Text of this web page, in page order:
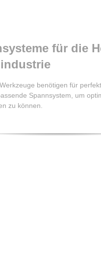
für die
benötigen für
Spannsystem, um
zu können.